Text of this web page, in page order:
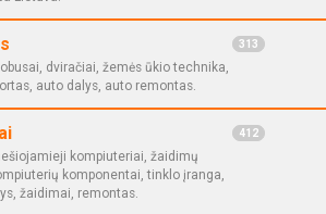
313
dviračiai, žemės ūkio technika,
auto dalys, auto remontas.
412
kompiuteriai, žaidimų
komponentai, tinklo įranga,
žaidimai, remontas.